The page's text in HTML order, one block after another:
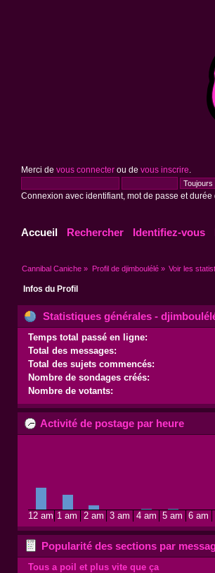
Merci de vous connecterou de vous inscrire
Connexion avec identifiant, mot de passe et durée
Accueil Rechercher Identifiez-vous
Cannibal Caniche » Profil de djimboulélé» Voir les
Infos du Profil
Statistiques générales -
Temps total passé en ligne:
Total des messages:
Total des sujets commencés:
Nombre de sondages créés:
Nombre de votants:
Activité de postage par heure
12 am 1 am 2 am 3 am 4 am 5 am 6 am
Popularité des sections par
Tous a poil et plus vite que ça